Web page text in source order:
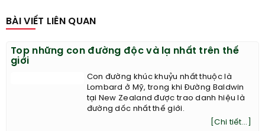
BÀI VIẾT LIÊN QUAN
Top những con đường độc và lạ nhất trên thế
giới
Con đường khúc khuỷu nhất thuộc là
Lombard ở Mỹ, trong khi Đường Baldwin
tại New Zealand được trao danh hiệu là
đường dốc nhất thế giới.
[Chi tiết...]